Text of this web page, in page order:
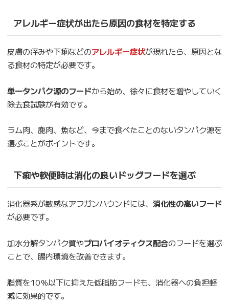
アレルギー症状が出たら原因の食材を特定する
皮膚の痒みや下痢などのアレルギー症状が現れたら、原因とな
る食材の特定が必要です。
単一タンパク源のフードから始め、徐々に食材を増やしていく
除去食試験が有効です。
ラム肉、鹿肉、魚など、今まで食べたことのないタンパク源を
選ぶことがポイントです。
下痢や軟便時は消化の良いドッグフードを選ぶ
消化器系が敏感なアフガンハウンドには、 消化性の高いフード
が必要です。
加水分解タンパク質やプロバイオティクス配合のフードを選ぶ
ことで、腸内環境を改善できます。
脂質を10％以下に抑えた低脂肪フードも、消化器への負担軽
減に効果的です。